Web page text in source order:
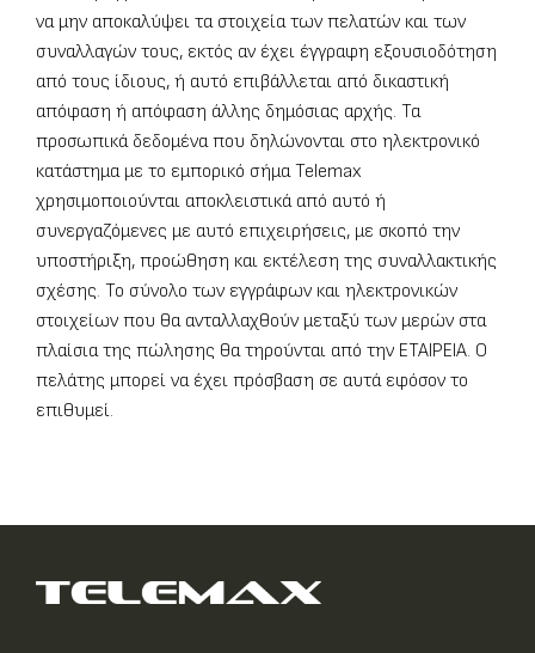
να μην αποκαλύψει τα στοιχεία των πελατών και των
συναλλαγών τους, εκτός αν έχει έγγραφη εξουσιοδότηση
από τους ίδιους, ή αυτό επιβάλλεται από δικαστική
απόφαση ή απόφαση άλλης δημόσιας αρχής. Τα
προσωπικά δεδομένα που δηλώνονται στο ηλεκτρονικό
κατάστημα με το εμπορικό σήμα Telemax
χρησιμοποιούνται αποκλειστικά από αυτό ή
συνεργαζόμενες με αυτό επιχειρήσεις, με σκοπό την
υποστήριξη, προώθηση και εκτέλεση της συναλλακτικής
σχέσης. Το σύνολο των εγγράφων και ηλεκτρονικών
στοιχείων που θα ανταλλαχθούν μεταξύ των μερών στα
πλαίσια της πώλησης θα τηρούνται από την ΕΤΑΙΡΕΙΑ. Ο
πελάτης μπορεί να έχει πρόσβαση σε αυτά εφόσον το
επιθυμεί.